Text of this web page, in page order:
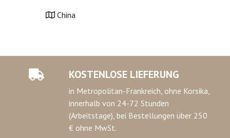
China
KOSTENLOSE LIEFERUNG
in Metropolitan-Frankreich, ohne Korsika,
innerhalb von 24-72 Stunden
(Arbeitstage), bei Bestellungen über 250
€ ohne MwSt.